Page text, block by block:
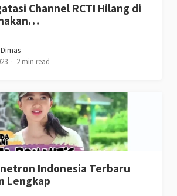
Channel RCTI Hilang di
2 min read
Indonesia Terbaru
Lengkap